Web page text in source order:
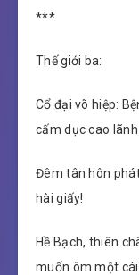
***
Thế giới ba:
Cổ đại võ hiệp:
cấm dục cao
Đêm tân hôn
hài giấy!
Hề Bạch, thiên
muốn ôm một